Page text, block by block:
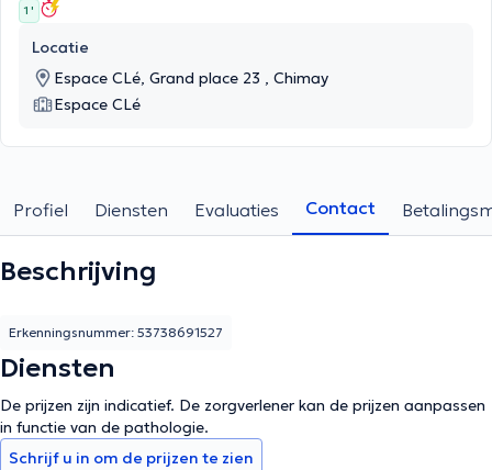
1 '
Locatie
Espace CLé, Grand place 23 , Chimay
Espace CLé
Profiel Diensten Evaluaties Contact
Beschrijving
Erkenningsnummer: 53738691527
Diensten
De prijzen zijn indicatief. De zorgverlener kan de prijzen aanpassen
in functie van de pathologie.
Schrijf u in om de prijzen te zien